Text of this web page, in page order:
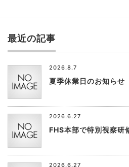
最近の記事
2026.8.7
夏季休業日のお知らせ
2026.6.27
FHS本部で特別視察研
2026.6.27